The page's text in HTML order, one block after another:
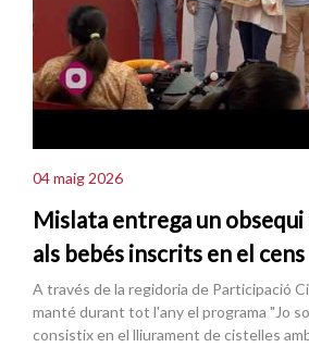
04 maig 2026
Mislata entrega un
als bebés inscrits en el
A través de la regidoria de Participació
manté durant tot l'any el programa "Jo
consistix en el lliurament de cistelles